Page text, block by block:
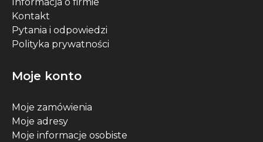
Informacja o firmie
Kontakt
Pytania i odpowiedzi
Polityka prywatności
Moje konto
Moje zamówienia
Moje adresy
Moje informacje osobiste